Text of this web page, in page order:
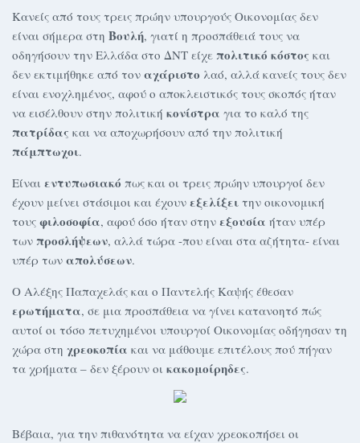
Κανείς από τους τρεις πρώην υπουργούς Οικονομίας δεν
είναι σήμερα στη Βουλή, γιατί η προσπάθειά τους να
οδηγήσουν την Ελλάδα στο ΔΝΤ είχε πολιτικό κόστος και
δεν εκτιμήθηκε από τον αχάριστο λαό, αλλά κανείς τους δεν
είναι ενοχλημένος, αφού ο αποκλειστικός τους σκοπός ήταν
να εισέλθουν στην πολιτική κονίστρα για το καλό της
πατρίδας και να αποχωρήσουν από την πολιτική
πάμπτωχοι.
Είναι εντυπωσιακό πως και οι τρεις πρώην υπουργοί δεν
έχουν μείνει στάσιμοι και έχουν εξελίξει την οικονομική
τους φιλοσοφία, αφού όσο ήταν στην εξουσία ήταν υπέρ
των προσλήψεων, αλλά τώρα -που είναι στα αζήτητα- είναι
υπέρ των απολύσεων.
Ο Αλέξης Παπαχελάς και ο Παντελής Καψής έθεσαν
ερωτήματα, σε μια προσπάθεια να γίνει κατανοητό πώς
αυτοί οι τόσο πετυχημένοι υπουργοί Οικονομίας οδήγησαν τη
χώρα στη χρεοκοπία και να μάθουμε επιτέλους πού πήγαν
τα χρήματα – δεν ξέρουν οι κακομοίρηδες.
Βέβαια, για την πιθανότητα να είχαν χρεοκοπήσει οι